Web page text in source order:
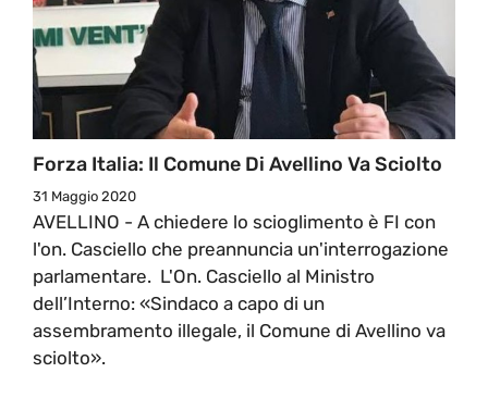
Forza Italia: Il Comune Di Avellino Va Sciolto
31 Maggio 2020
AVELLINO - A chiedere lo scioglimento è FI con
l'on. Casciello che preannuncia un'interrogazione
parlamentare. L'On. Casciello al Ministro
dell’Interno: «Sindaco a capo di un
assembramento illegale, il Comune di Avellino va
sciolto».